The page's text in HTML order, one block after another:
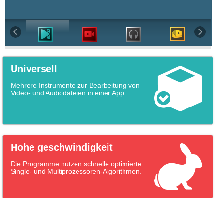
Universell
Mehrere Instrumente zur Bearbeitung von
Video- und Audiodateien in einer App.
Hohe geschwindigkeit
Die Programme nutzen schnelle optimierte
Single- und Multiprozessoren-Algorithmen.